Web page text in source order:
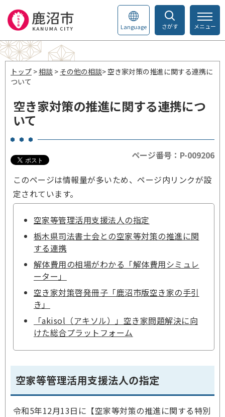
さがす
Language メニュー
トップ >相談 > その他の相談> 空き家対策の推進に関する連携に
ついて
空き家対策の推進に関する連携につ
いて
ページ番号：P-009206
このページは情報量が多いため、ページ内リンクが設
定されています。
空家等管理活用支援法人の指定
栃木県司法書士会との空家等対策の推進に関
する連携
解体費用の相場がわかる「解体費用シミュレ
ーター」
空き家対策啓発冊子「鹿沼市版空き家の手引
き」
「akisol（アキソル）」空き家問題解決に向
けた総合プラットフォーム
空家等管理活用支援法人の指定
令和5年12月13日に【空家等対策の推進に関する特別